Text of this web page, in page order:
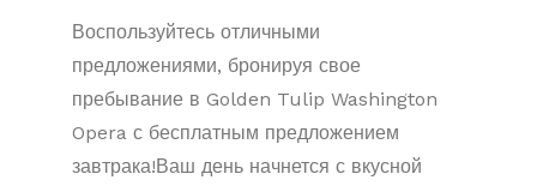
Воспользуйтесь отличными
предложениями, бронируя свое
пребывание в Golden Tulip Washington
Opera с бесплатным предложением
завтрака!Ваш день начнется с вкусной